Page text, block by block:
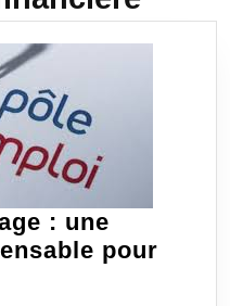
: une
pour